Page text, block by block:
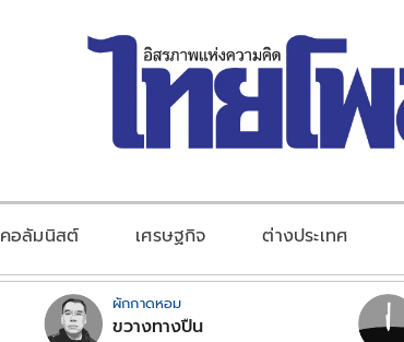
คอลัมนิสต์ เศรษฐกิจ ต่างประเทศ
ผักกาดหอม
ขวางทางปืน